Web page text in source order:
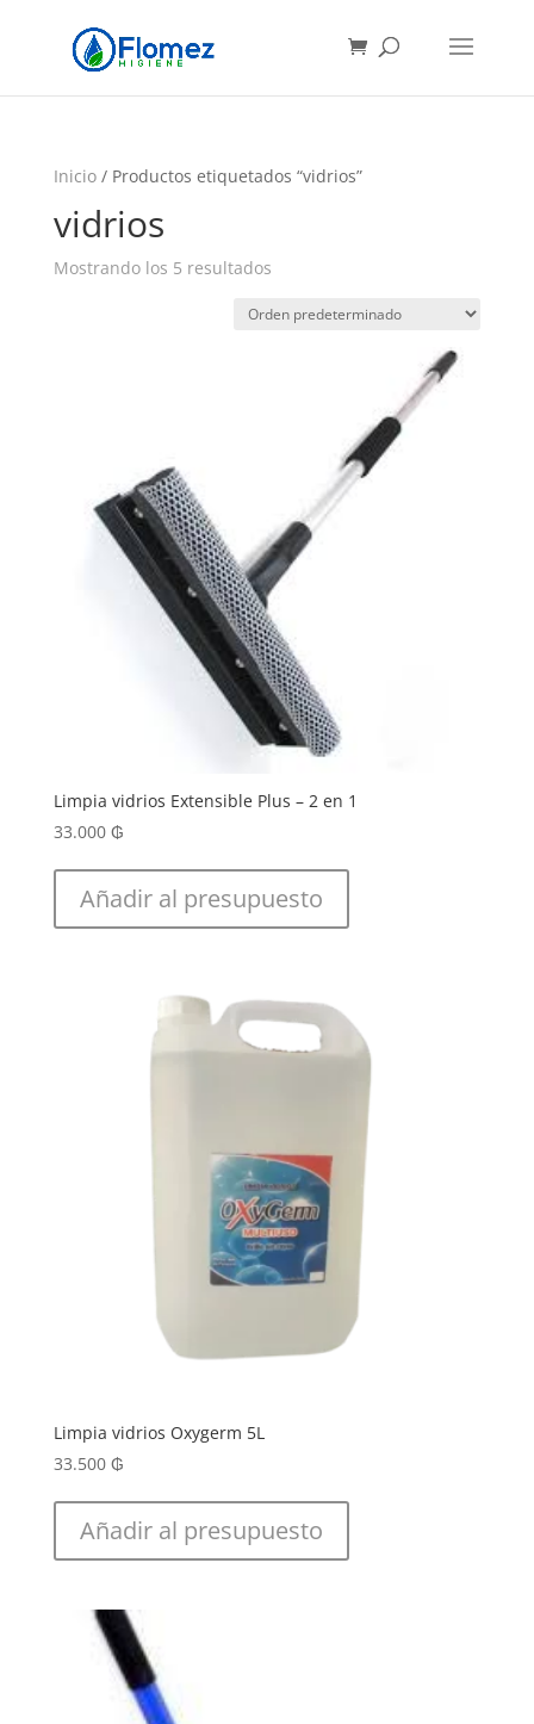
productos
Inicio/ Productos etiquetados “vidrios”
vidrios
Mostrando los 5 resultados
Limpia vidrios Extensible Plus – 2 en 1
33.000 ₲
Añadir al presupuesto
Limpia vidrios Oxygerm 5L
33.500 ₲
Añadir al presupuesto